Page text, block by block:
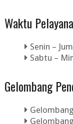
Waktu
Senin –
Sabtu –
Gelombang